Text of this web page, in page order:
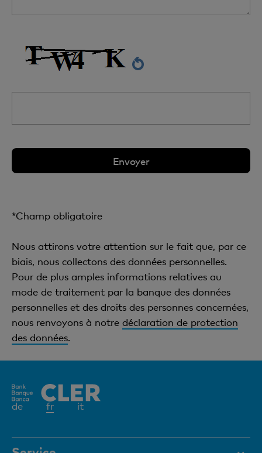
*Champ obligatoire
Nous attirons votre attention sur le fait que, par ce
biais, nous collectons des données personnelles.
Pour de plus amples informations relatives au
mode de traitement par la banque des données
personnelles et des droits des personnes concernées,
nous renvoyons à notre déclaration de protection
des données.
de frElément
it